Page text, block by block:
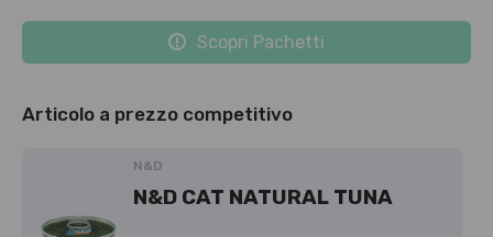
Scopri Pachetti
Articolo a prezzo competitivo
N&D
N&D CAT NATURAL TUNA